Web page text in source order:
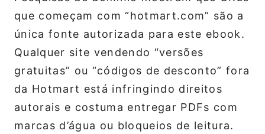
que começam com “hotmart.com” são a
única fonte autorizada para este ebook.
Qualquer site vendendo “versões
gratuitas” ou “códigos de desconto” fora
da Hotmart está infringindo direitos
autorais e costuma entregar PDFs com
marcas d’água ou bloqueios de leitura.